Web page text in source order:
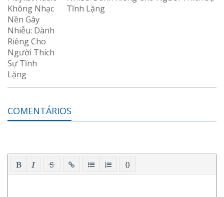
Tĩnh Lặng
COMENTÁRIOS
{}